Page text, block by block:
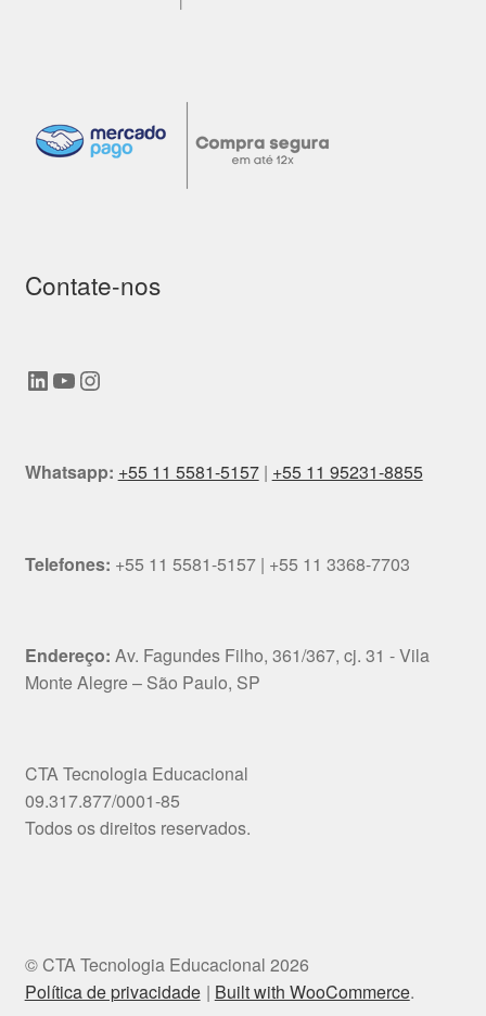
Contate-nos
LinkedIn
Youtube
Instagram
Whatsapp: +55 11 5581-5157| +55 11 95231-8855
Telefones: +55 11 5581-5157 | +55 11 3368-7703
Endereço: Av. Fagundes Filho, 361/367, cj. 31 - Vila
Monte Alegre – São Paulo, SP
CTA Tecnologia Educacional
09.317.877/0001-85
Todos os direitos reservados.
© CTA Tecnologia Educacional 2026
Política de privacidade
Built with WooCommerce.